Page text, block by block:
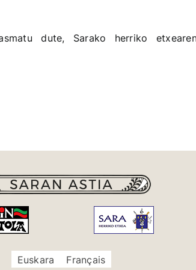
dute, Sarako herriko
Euskara Français